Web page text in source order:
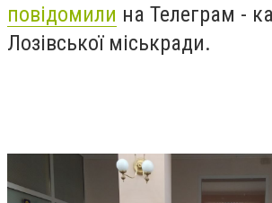
повідомили на Телеграм -
Лозівської міськради.